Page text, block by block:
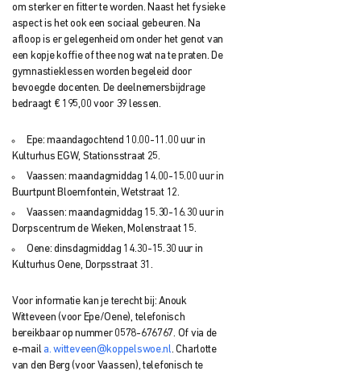
om sterker en fitter te worden. Naast het fysieke
aspect is het ook een sociaal gebeuren. Na
afloop is er gelegenheid om onder het genot van
een kopje koffie of thee nog wat na te praten. De
gymnastieklessen worden begeleid door
bevoegde docenten. De deelnemersbijdrage
bedraagt € 195,00 voor 39 lessen.
Epe: maandagochtend 10.00-11.00 uur in
Kulturhus EGW, Stationsstraat 25.
Vaassen: maandagmiddag 14.00-15.00 uur in
Buurtpunt Bloemfontein, Wetstraat 12.
Vaassen: maandagmiddag 15.30-16.30 uur in
Dorpscentrum de Wieken, Molenstraat 15.
Oene: dinsdagmiddag 14.30-15.30 uur in
Kulturhus Oene, Dorpsstraat 31.
Voor informatie kan je terecht bij: Anouk
Witteveen (voor Epe/Oene), telefonisch
bereikbaar op nummer 0578-676767. Of via de
e-mail a. witteveen@koppelswoe.nl . Charlotte
van den Berg (voor Vaassen), telefonisch te